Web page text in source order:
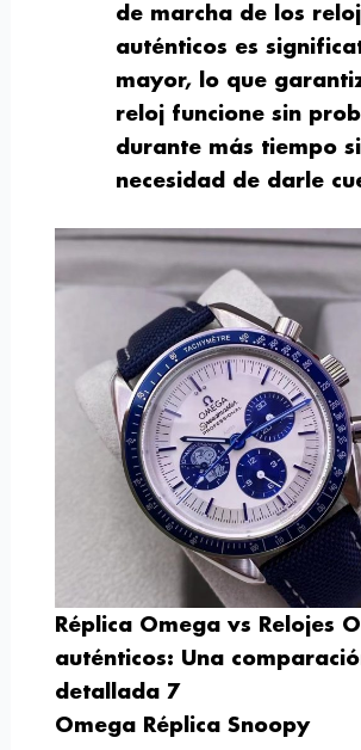
de marcha de los
auténticos es
mayor, lo que
reloj funcione sin
durante más tiempo
necesidad de darle
Réplica Omega vs Relojes
auténticos: Una
detallada 7
Omega Réplica Snoopy